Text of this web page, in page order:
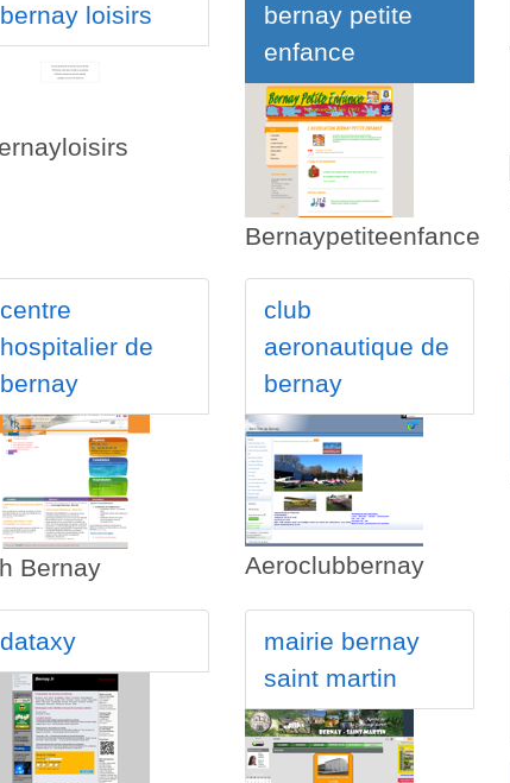
bernay loisirs
bernay petite
enfance
Bernaypetiteenfance
centre
hospitalier de
bernay
Bernay
club
aeronautique de
bernay
Aeroclubbernay
dataxy
mairie bernay
saint martin